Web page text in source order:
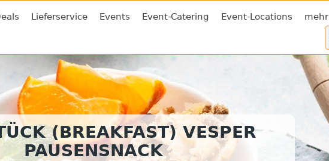
Lieferservice Events Event-Catering Event-Locations mehr
(BREAKFAST) VESPER
PAUSENSNACK